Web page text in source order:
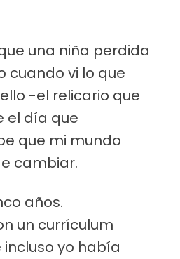
una niña perdida
cuando vi lo que
-el relicario que
el día que
que mi mundo
cambiar.
años.
un currículum
yo había